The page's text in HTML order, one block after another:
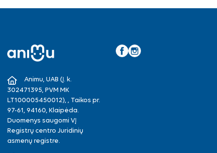
Animu, UAB (Į. k.
302471395, PVM MK
LT100005450012), , Taikos pr.
97-61, 94160, Klaipėda.
Duomenys saugomi VĮ
Registrų centro Juridinių
asmenų registre.